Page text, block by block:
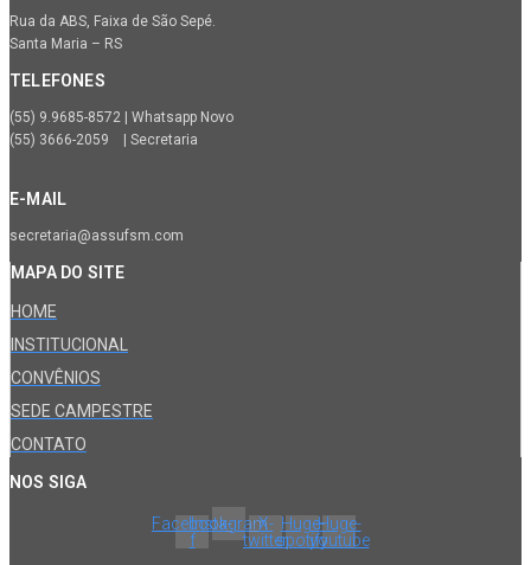
Rua da ABS, Faixa de São Sepé.
Santa Maria – RS
TELEFONES
(55) 9.9685-8572 | Whatsapp Novo
(55) 3666-2059 | Secretaria
E-MAIL
secretaria@assufsm.com
MAPA DO SITE
HOME
INSTITUCIONAL
CONVÊNIOS
SEDE CAMPESTRE
CONTATO
NOS SIGA
Facebook-
f
InstagramX-
twitter
Huge-
spotify
Huge-
youtube